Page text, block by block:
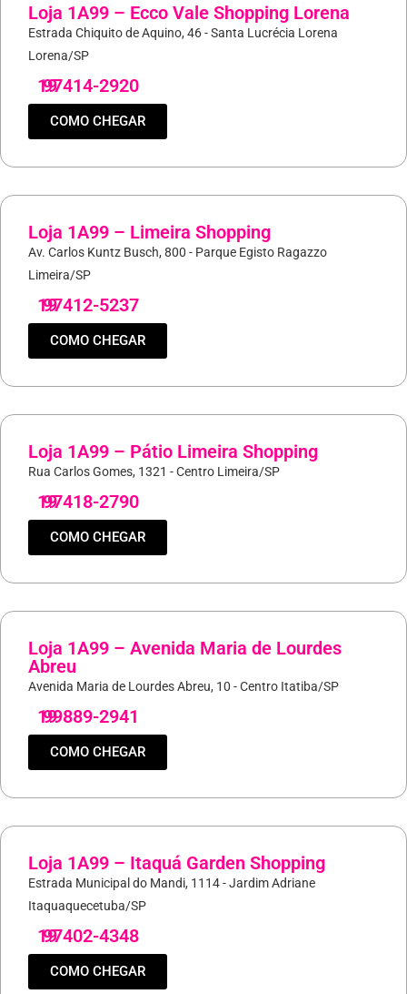
Loja 1A99 – Ecco Vale Shopping Lorena
Estrada Chiquito de Aquino, 46 - Santa Lucrécia Lorena
Lorena/SP
19
97414-2920
COMO CHEGAR
Loja 1A99 – Limeira Shopping
Av. Carlos Kuntz Busch, 800 - Parque Egisto Ragazzo
Limeira/SP
19
97412-5237
COMO CHEGAR
Loja 1A99 – Pátio Limeira Shopping
Rua Carlos Gomes, 1321 - Centro Limeira/SP
19
97418-2790
COMO CHEGAR
Loja 1A99 – Avenida Maria de Lourdes
Abreu
Avenida Maria de Lourdes Abreu, 10 - Centro Itatiba/SP
19
99889-2941
COMO CHEGAR
Loja 1A99 – Itaquá Garden Shopping
Estrada Municipal do Mandi, 1114 - Jardim Adriane
Itaquaquecetuba/SP
19
97402-4348
COMO CHEGAR